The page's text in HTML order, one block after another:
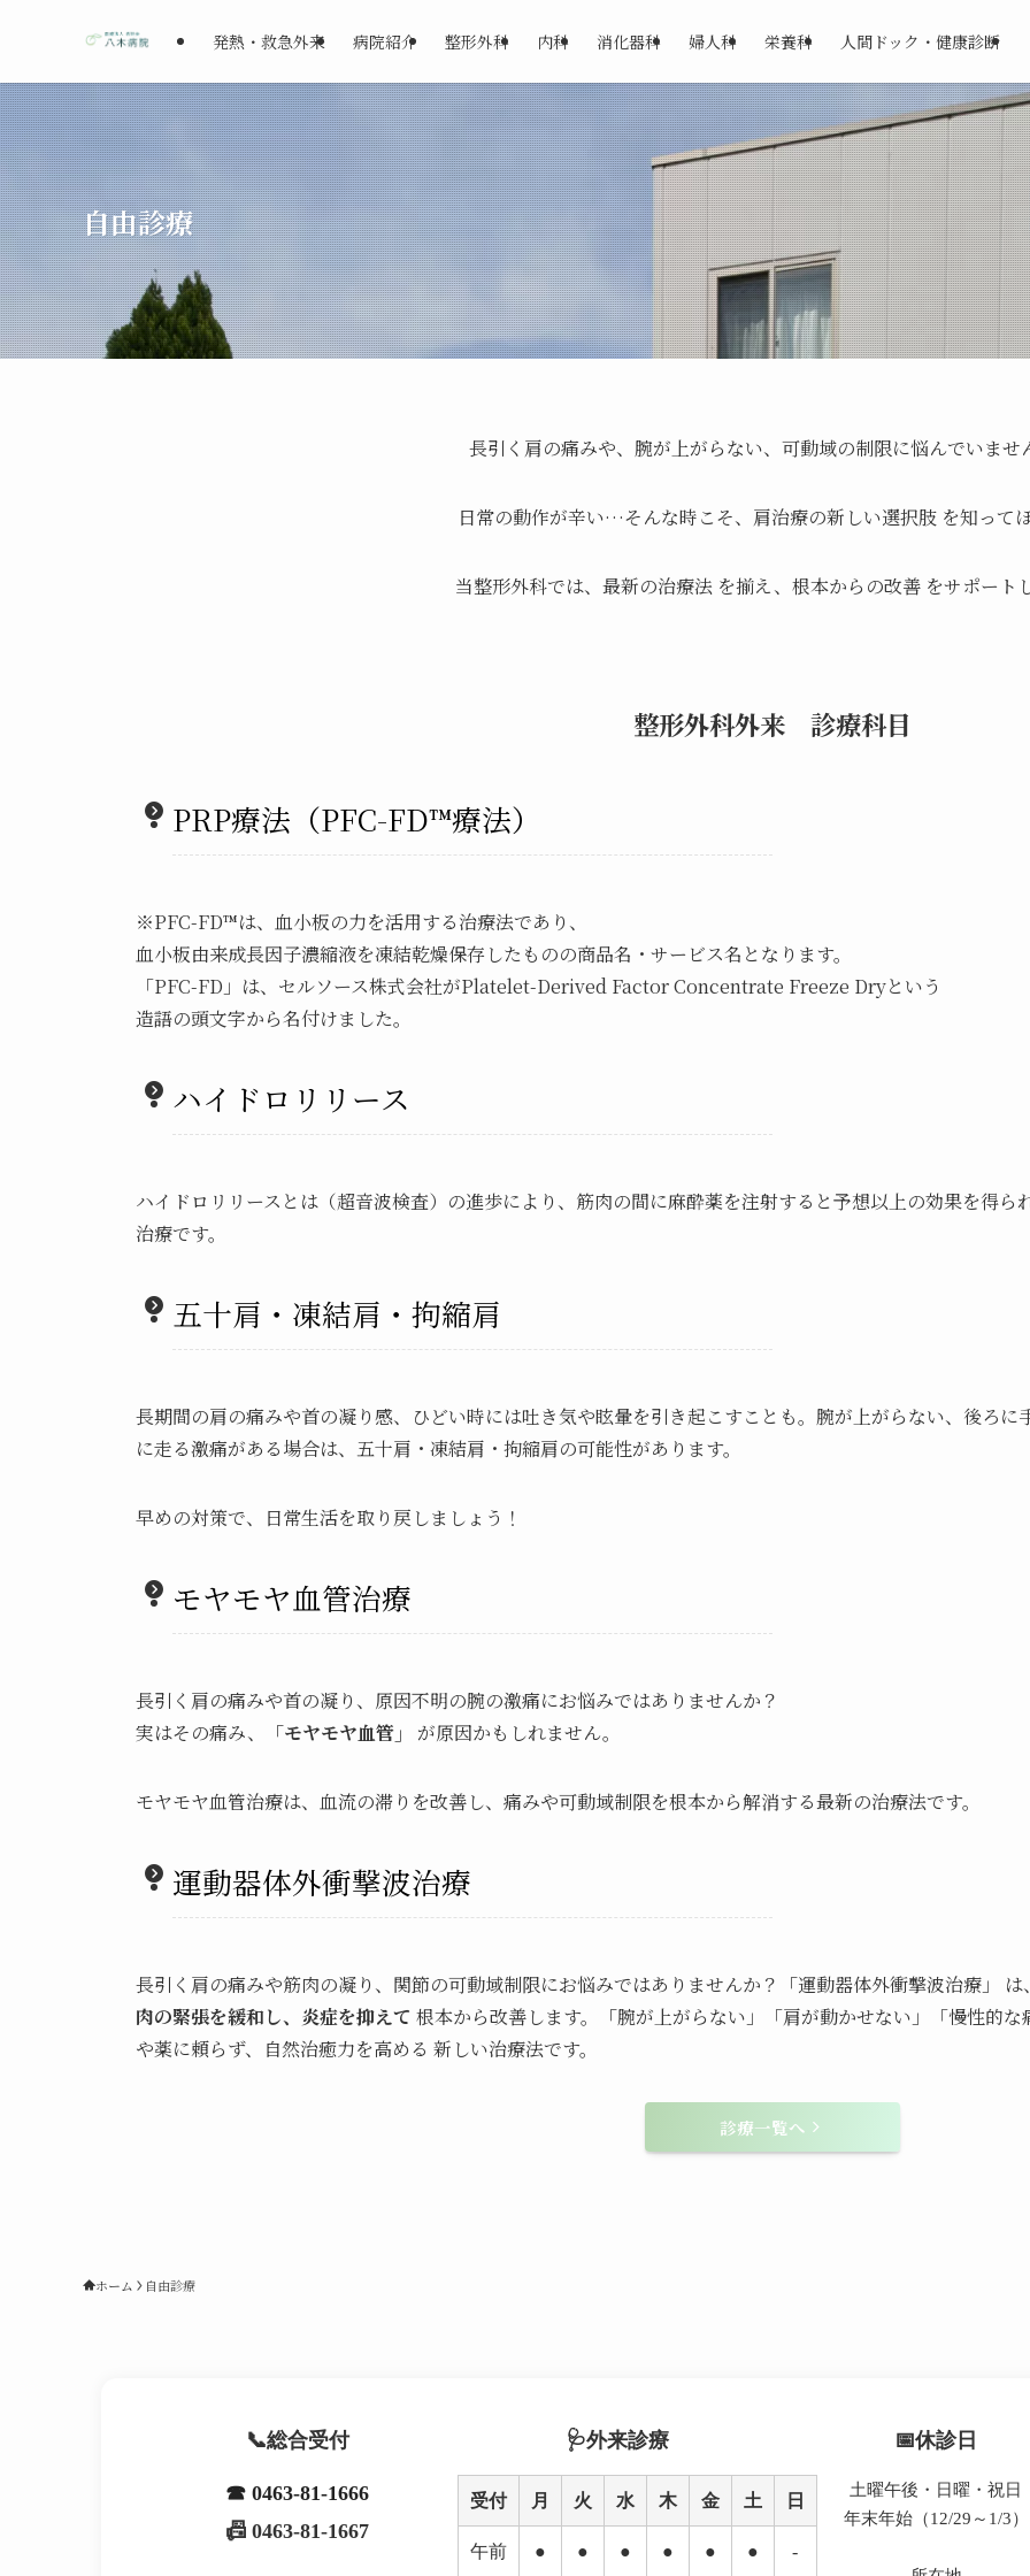
発熱・救急外来 病院紹介 整形外科 内科 消化器科 婦人科 栄養科 人間ドック・健康診断
自由診療
長引く肩の痛みや、腕が上がらない、可動域の制限に悩んでいませ
日常の動作が辛い…そんな時こそ、肩治療の新しい選択肢 を知ってほ
当整形外科では、最新の治療法 を揃え、根本からの改善 をサポートし
整形外科外来 診療科目
PRP療法（PFC-FD™療法）
※PFC-FD™は、血小板の力を活用する治療法であり、
血小板由来成長因子濃縮液を凍結乾燥保存したものの商品名・サービス名となります。
「PFC-FD」は、セルソース株式会社がPlatelet-Derived Factor Concentrate Freeze Dryという
造語の頭文字から名付けました。
ハイドロリリース
ハイドロリリースとは（超音波検査）の進歩により、筋肉の間に麻酔薬を注射すると予想以上の効果を得
治療です。
五十肩・凍結肩・拘縮肩
長期間の肩の痛みや首の凝り感、ひどい時には吐き気や眩暈を引き起こすことも。腕が上がらない、後ろ
に走る激痛がある場合は、五十肩・凍結肩・拘縮肩の可能性があります。
早めの対策で、日常生活を取り戻しましょう！
モヤモヤ血管治療
長引く肩の痛みや首の凝り、原因不明の腕の激痛にお悩みではありませんか？
実はその痛み、
「モヤモヤ血管」 が原因かもしれません。
モヤモヤ血管治療は、血流の滞りを改善し、痛みや可動域制限を根本から解消する最新の治療法です。
運動器体外衝撃波治療
長引く肩の痛みや筋肉の凝り、関節の可動域制限にお悩みではありませんか？ 「運動器体外衝撃波治療」 は
肉の緊張を緩和し、炎症を抑えて 根本から改善します。 「腕が上がらない」「肩が動かせない」「慢性的な
や薬に頼らず、自然治癒力を高める 新しい治療法です。
診療一覧へ
ホーム 自由診療
総合受付
☎ 0463-81-1666
📠 0463-81-1667
外来診療
受付 月 火 水 木 金 土 日
午前 ● ● ● ● ● ● -
休診日
土曜午後・日曜・祝日
年末年始（12/29～1/3）